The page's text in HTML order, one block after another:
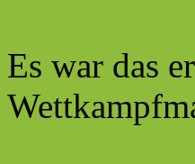
Es war das